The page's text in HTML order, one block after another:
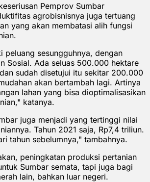
Pemprov Sumbar
agrobisnisnya juga tertuang
yang akan membatasi alih fungsi
peluang sesungguhnya, dengan
Sosial. Ada seluas 500.000 hektare
sudah disetujui itu sekitar 200.000
akan bertambah lagi. Artinya
lahan yang bisa dioptimalisasikan
katanya.
juga menjadi yang tertinggi nilai
Tahun 2021 saja, Rp7,4 triliun.
tahun sebelumnya," tambahnya.
peningkatan produksi pertanian
Sumbar semata, tapi juga bagi
lain, bahkan luar negeri.